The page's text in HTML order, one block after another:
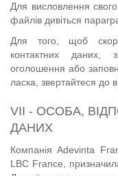
Для висловлення
файлів дивіться
Для того, щоб
контактних даних,
оголошення або
ласка, звертайтеся до
VII - ОСОБА,
ДАНИХ
Компанія Adevinta
LBC France,